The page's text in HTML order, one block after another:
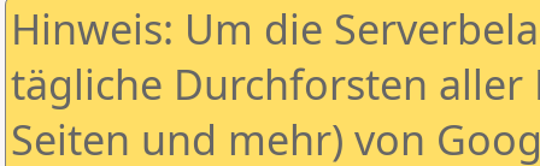
Hinweis: Um die
tägliche Durchforsten aller
Seiten und mehr) von